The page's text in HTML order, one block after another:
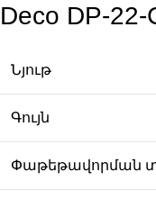
Deco DP-22-
Նյութ
Գույն
Փաթեթավորման